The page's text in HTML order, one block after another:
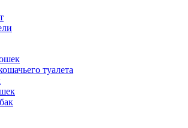
туалета